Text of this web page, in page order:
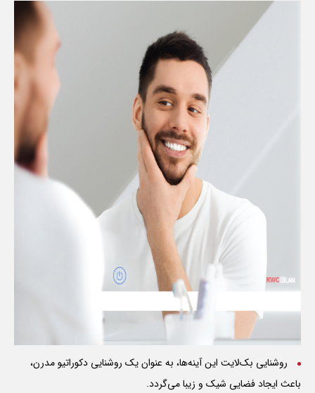
روشنایی بک‌لایت این آینه‌ها، به عنوان یک روشنایی دکوراتیو مدرن،
باعث ایجاد فضایی شیک و زیبا می‌گردد.